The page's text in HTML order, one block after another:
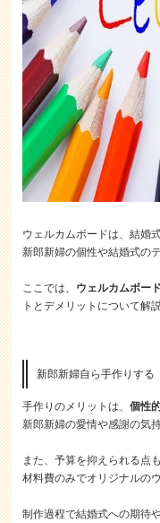
ウェルカムボードは、結婚
新郎新婦の個性や結婚式の
ここでは、 ウェルカムボー
トとデメリットについて解
新郎新婦自ら手作りする
手作りのメリットは、個性
新郎新婦の愛情や感謝の気
また、予算を抑えられる点
材料費のみでオリジナルの
制作過程で結婚式への期待